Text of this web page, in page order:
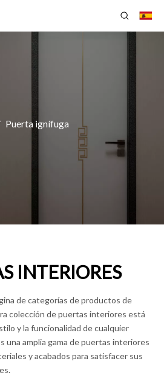
Puerta ignífuga
INTERIORES
de categorías de productos de
colección de puertas interiores está
y la funcionalidad de cualquier
una amplia gama de puertas interiores
y acabados para satisfacer sus